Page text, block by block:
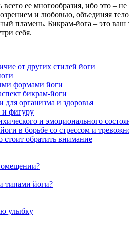
ее многообразия, ибо это –
и любовью, объединяя
пламень. Бикрам-йога – это
себя.
от других стилей йоги
формами йоги
бикрам-йоги
организма и здоровья
и фигуру
и эмоционального
в борьбе со стрессом и
стоит обратить внимание
типами йоги?
улыбку